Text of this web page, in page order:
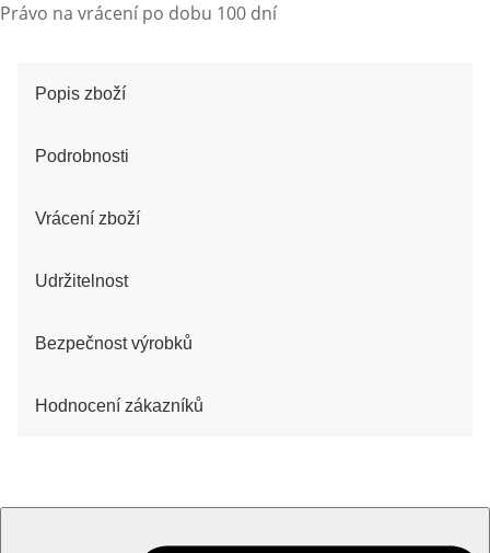
Právo na vrácení po dobu 100 dní
Popis zboží
Podrobnosti
Vrácení zboží
Udržitelnost
Bezpečnost výrobků
Hodnocení zákazníků